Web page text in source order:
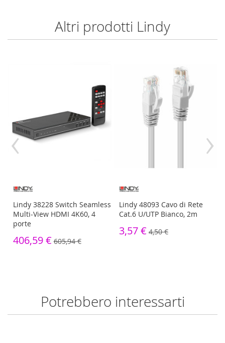
Altri prodotti Lindy
Lindy 38228 Switch Seamless
Multi-View HDMI 4K60, 4
porte
406,59 € 605,94 €
Lindy 48093 Cavo di Rete
Cat.6 U/UTP Bianco, 2m
3,57 € 4,50 €
‹ ›
Potrebbero interessarti